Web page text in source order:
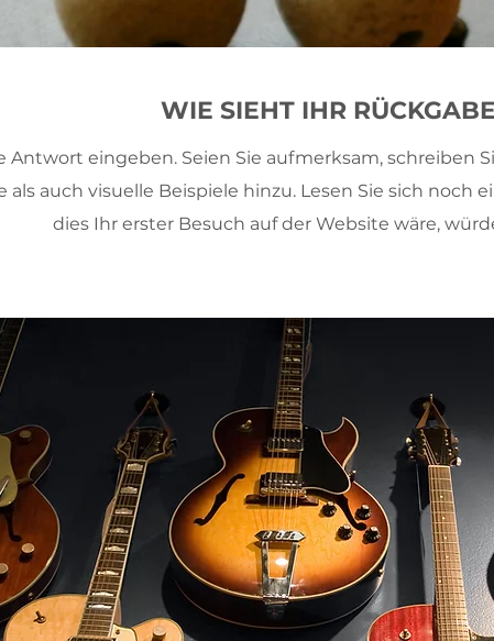
WIE SIEHT IHR
Antwort eingeben. Seien Sie aufmerksam, schreiben
als auch visuelle Beispiele hinzu. Lesen Sie sich noch
dies Ihr erster Besuch auf der Website wäre,